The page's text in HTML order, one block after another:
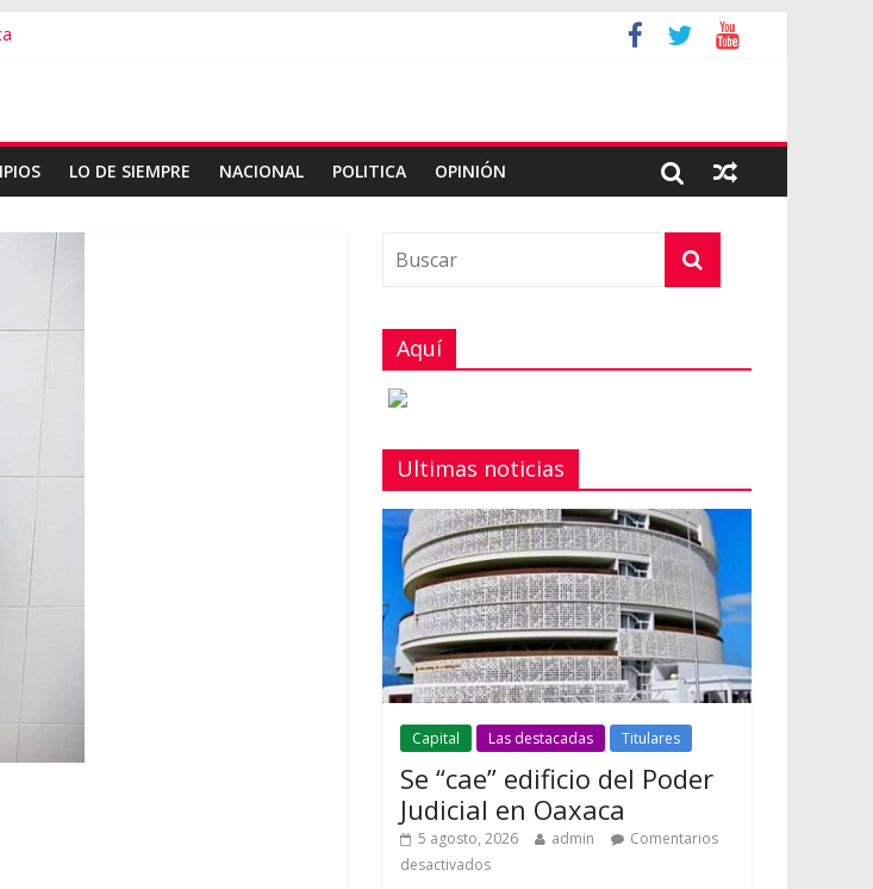
LO DE SIEMPRE NACIONAL POLITICA OPINIÓN
Aquí
Ultimas noticias
Capital Las destacadas Titulares
Se “cae” edificio del Poder
Judicial en Oaxaca
5 agosto, 2026 admin
Comentarios
desactivados